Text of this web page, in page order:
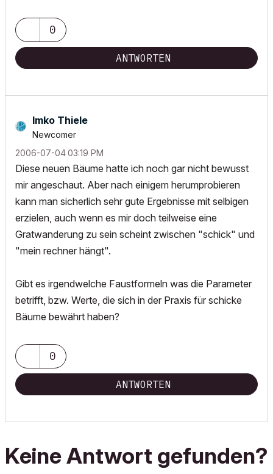
0
ANTWORTEN
Imko Thiele
Newcomer
‎2006-07-0403:19 PM
Diese neuen Bäume hatte ich noch gar nicht bewusst
mir angeschaut. Aber nach einigem herumprobieren
kann man sicherlich sehr gute Ergebnisse mit selbigen
erzielen, auch wenn es mir doch teilweise eine
Gratwanderung zu sein scheint zwischen "schick" und
"mein rechner hängt".
Gibt es irgendwelche Faustformeln was die Parameter
betrifft, bzw. Werte, die sich in der Praxis für schicke
Bäume bewährt haben?
0
ANTWORTEN
Keine Antwort gefunden?